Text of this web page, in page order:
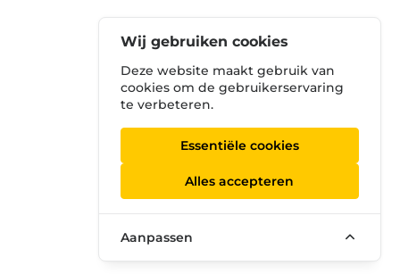
Wij gebruiken cookies
Deze website maakt gebruik van
cookies om de gebruikerservaring
te verbeteren.
Essentiële cookies
Alles accepteren
Aanpassen